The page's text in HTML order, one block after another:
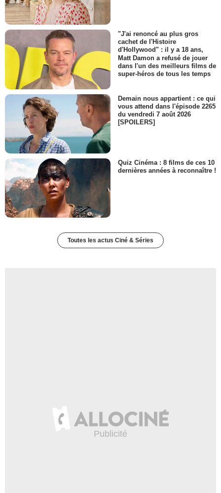
"J'ai renoncé au plus gros
cachet de l'Histoire
d'Hollywood" : il y a 18 ans,
Matt Damon a refusé de jouer
dans l'un des meilleurs films de
super-héros de tous les temps
Demain nous appartient : ce qui
vous attend dans l'épisode 2265
du vendredi 7 août 2026
[SPOILERS]
Quiz Cinéma : 8 films de ces 10
dernières années à reconnaître !
Toutes les actus Ciné & Séries